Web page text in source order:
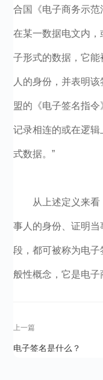
合国《电子商务示
在某一数据电文内
子形式的数据，它
人的身份，并表明
盟的《电子签名指令
记录相连的或在逻
式数据。”
从上述定义来
事人的身份、证明
段，都可被称为电
般性概念，它是电子
上一篇
电子签名是什么？